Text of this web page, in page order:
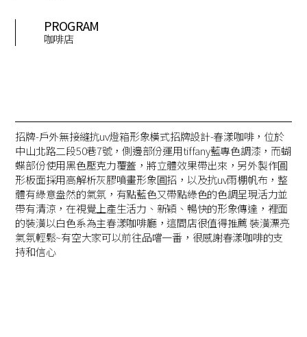
PROGRAM
咖啡店
招牌-戶外無接縫抗uv燈箱形象橫式招牌設計-春漾咖啡，位於
中山北路二段50巷7號，側邊部份運用tiffany藍專色調漆，而蝴
蝶部份使用黑色壓克力覆蓋，將立體效果帶出來，另外製作圓
形板面採用高解析灰膠噴畫形象圓招，以及抗uv雨棚帆布，整
體有綠意盎然的氣氛，有點藍色又帶點綠色的色調呈現活力並
帶有清涼，在視覺上產生活力、新穎、暢快的形象傳達，裡面
的裝潢以白色系為主春漾咖啡廳，這間店很值得推薦 裝潢漂亮
氣氛輕鬆~有空大家可以前往品嚐一番，很感謝春漾咖啡的支
持和信心